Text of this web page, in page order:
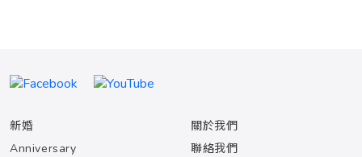
新婚
Anniversary
關於我們
聯絡我們